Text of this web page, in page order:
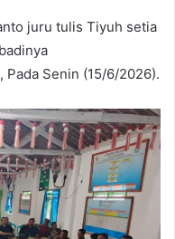
juru tulis Tiyuh setia
, Pada Senin (15/6/2026).